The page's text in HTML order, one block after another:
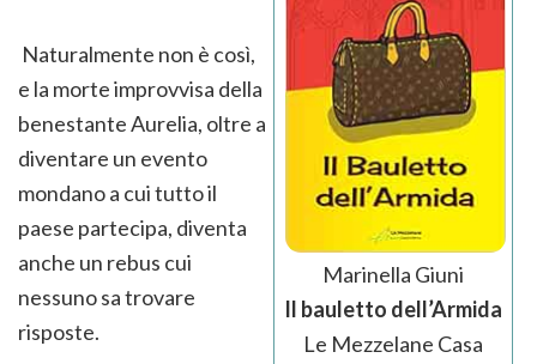
Marinella Giuni
Il bauletto dell’Armida
Le Mezzelane Casa
Naturalmente non è così,
e la morte improvvisa della
benestante Aurelia, oltre a
diventare un evento
mondano a cui tutto il
paese partecipa, diventa
anche un rebus cui
nessuno sa trovare
risposte.